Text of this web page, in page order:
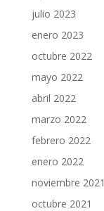
julio 2023
enero 2023
octubre 2022
mayo 2022
abril 2022
marzo 2022
febrero 2022
enero 2022
noviembre 2021
octubre 2021